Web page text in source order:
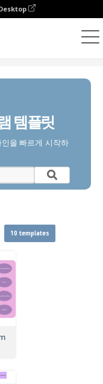
템플릿
을 빠르게 시작하
10 templates